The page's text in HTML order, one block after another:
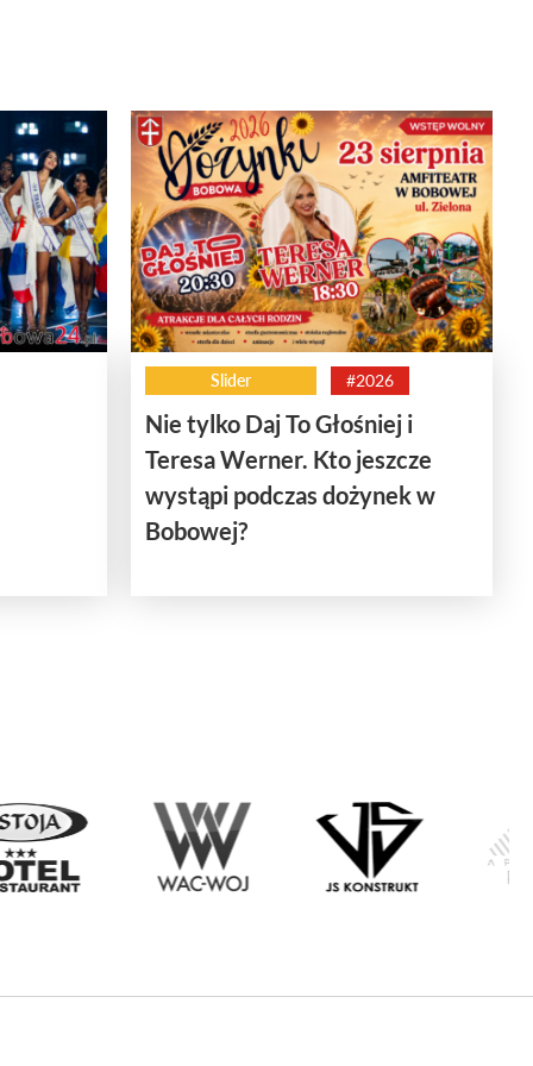
Slider #2026
Nie tylko Daj To Głośniej i
Teresa Werner. Kto jeszcze
wystąpi podczas dożynek w
Bobowej?